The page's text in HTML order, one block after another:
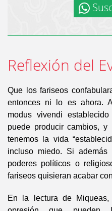
Reflexión del
Que los fariseos
entonces ni lo es ahora.
modus vivendi
puede producir cambios,
tenemos la vida
incluso miedo. Si además
poderes políticos o
fariseos quisieran acabar
En la lectura de